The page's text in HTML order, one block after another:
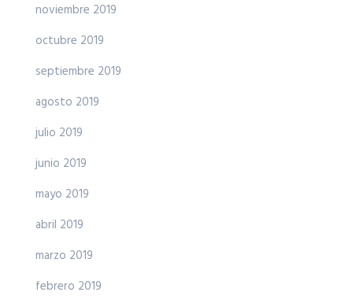
noviembre 2019
octubre 2019
septiembre 2019
agosto 2019
julio 2019
junio 2019
mayo 2019
abril 2019
marzo 2019
febrero 2019